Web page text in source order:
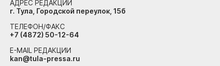
АДРЕС РЕДАКЦИИ
г. Тула, Городской переулок, 15б
ТЕЛЕФОН/ФАКС
+7 (4872) 50-12-64
E-MAIL РЕДАКЦИИ
kan@tula-pressa.ru